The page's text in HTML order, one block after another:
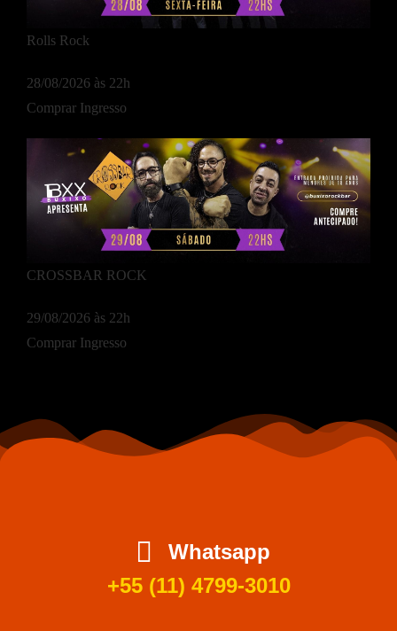
Rolls Rock
28/08/2026 às 22h
Comprar Ingresso
CROSSBAR ROCK
29/08/2026 às 22h
Comprar Ingresso
Whatsapp
+55 (11) 4799-3010